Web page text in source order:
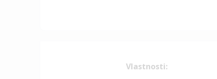
Vlastnosti: